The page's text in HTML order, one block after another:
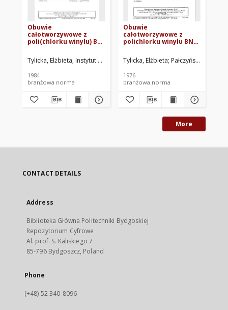
Obuwie
całotworzywowe z
poli(chlorku winylu) BN-
Tylicka, Elżbieta Instytut Przemysłu Gumowego "Stomil". Oprac.
1984
branżowa norma
Obuwie
całotworzywowe z
polichlorku winylu BN-
Tylicka, Elżbieta Pałczyńska, Daniela
1976
branżowa norma
More
CONTACT DETAILS
Address
Biblioteka Główna Politechniki Bydgoskiej
Repozytorium Cyfrowe
Al. prof. S. Kaliskiego 7
85-796 Bydgoszcz, Poland
Phone
(+48) 52 340-8096